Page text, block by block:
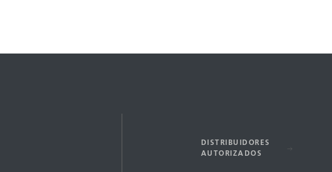
DISTRIBUIDORES
AUTORIZADOS